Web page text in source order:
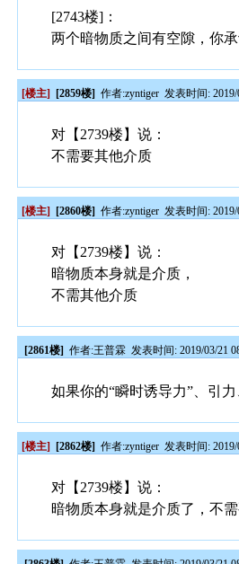
[2743楼]：
两个暗物质之间有空隙，你
[楼主] [2859楼] 作者:zyntiger 发表时间: 2019/
对【2739楼】说：
不需要其他介质
[楼主] [2860楼] 作者:zyntiger 发表时间: 2019/
对【2739楼】说：
暗物质本身就是介质，
不需其他介质
[2861楼] 作者:王普霖 发表时间: 2019/03/21
如果你的“瞬时诱导力”、引
[楼主] [2862楼] 作者:zyntiger 发表时间: 2019/
对【2739楼】说：
暗物质本身就是介质了，不